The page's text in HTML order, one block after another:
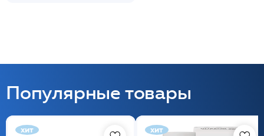
Популярные товары
хит хит